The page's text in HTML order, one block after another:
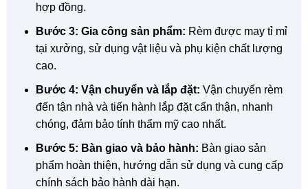
hợp đồng.
Bước 3: Gia công sản phẩm: Rèm được may tỉ mỉ
tại xưởng, sử dụng vật liệu và phụ kiện chất lượng
cao.
Bước 4: Vận chuyển và lắp đặt: Vận chuyển rèm
đến tận nhà và tiến hành lắp đặt cẩn thận, nhanh
chóng, đảm bảo tính thẩm mỹ cao nhất.
Bước 5: Bàn giao và bảo hành: Bàn giao sản
phẩm hoàn thiện, hướng dẫn sử dụng và cung cấp
chính sách bảo hành dài hạn.